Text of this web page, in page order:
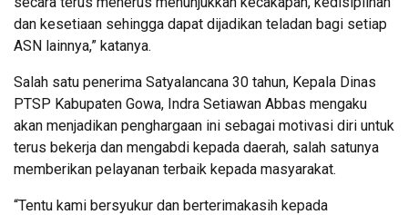
dan kesetiaan sehingga dapat dijadikan teladan bagi setiap
ASN lainnya,” katanya.
Salah satu penerima Satyalancana 30 tahun, Kepala Dinas
PTSP Kabupaten Gowa, Indra Setiawan Abbas mengaku
akan menjadikan penghargaan ini sebagai motivasi diri untuk
terus bekerja dan mengabdi kepada daerah, salah satunya
memberikan pelayanan terbaik kepada masyarakat.
“Tentu kami bersyukur dan berterimakasih kepada